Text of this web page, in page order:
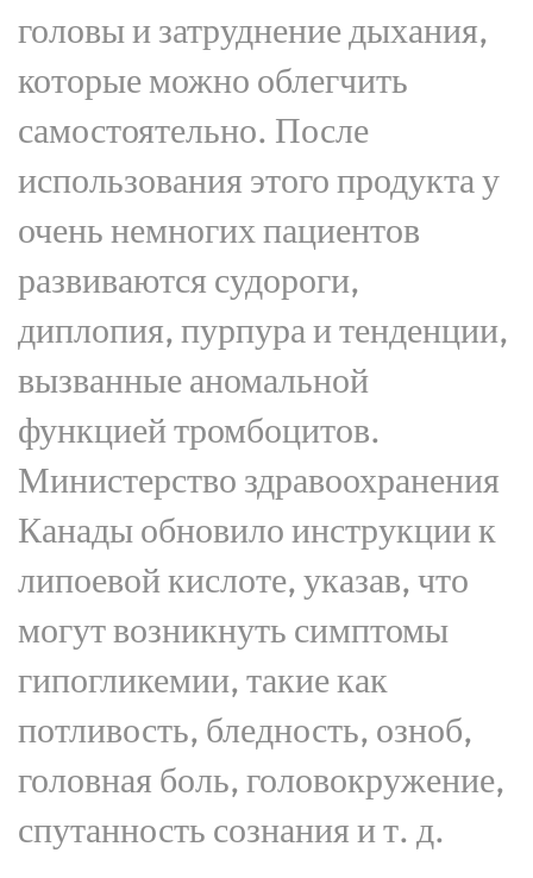
головы и затруднение дыхания,
которые можно облегчить
самостоятельно. После
использования этого продукта у
очень немногих пациентов
развиваются судороги,
диплопия, пурпура и тенденции,
вызванные аномальной
функцией тромбоцитов.
Министерство здравоохранения
Канады обновило инструкции к
липоевой кислоте, указав, что
могут возникнуть симптомы
гипогликемии, такие как
потливость, бледность, озноб,
головная боль, головокружение,
спутанность сознания и т. д.